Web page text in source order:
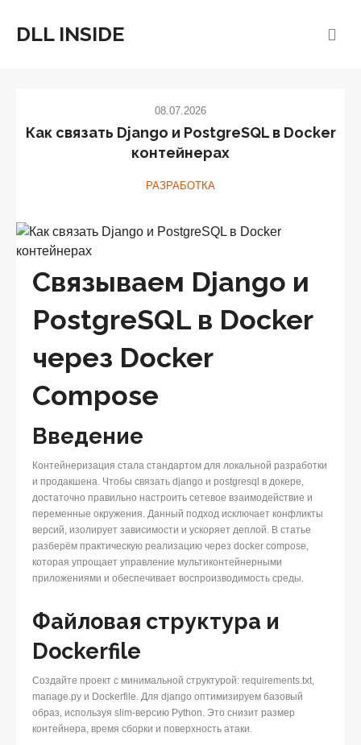
DLL INSIDE
08.07.2026
Как связать Django и PostgreSQL в Docker
контейнерах
РАЗРАБОТКА
Связываем Django и
PostgreSQL в Docker
через Docker
Compose
Введение
Контейнеризация стала стандартом для локальной разработки
и продакшена. Чтобы связать django и postgresql в докере,
достаточно правильно настроить сетевое взаимодействие и
переменные окружения. Данный подход исключает конфликты
версий, изолирует зависимости и ускоряет деплой. В статье
разберём практическую реализацию через docker compose,
которая упрощает управление мультиконтейнерными
приложениями и обеспечивает воспроизводимость среды.
Файловая структура и
Dockerfile
Создайте проект с минимальной структурой: requirements.txt,
manage.py и Dockerfile. Для django оптимизируем базовый
образ, используя slim-версию Python. Это снизит размер
контейнера, время сборки и поверхность атаки.